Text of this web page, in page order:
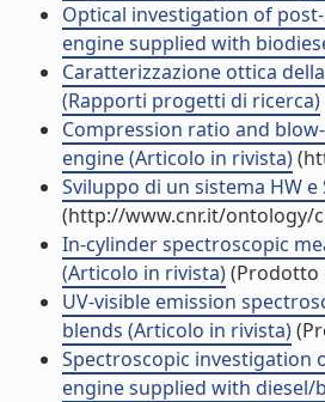
Optical investigation of
engine supplied with
Caratterizzazione ottica
(Rapporti progetti di ricerca)
Compression ratio and
engine (Articolo in rivista)
Sviluppo di un sistema HW
(http://www.cnr.it/ontology/
In-cylinder spectroscopic
(Articolo in rivista)(Prodotto
UV-visible emission
blends (Articolo in rivista)
Spectroscopic investigation
engine supplied with